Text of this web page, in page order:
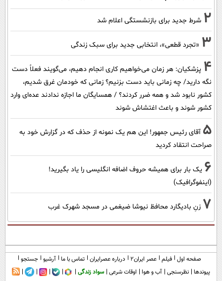
2 شرط جدید برای بازنشستگی اعلام شد
3 «تجرد قطعی»، انتخابی جدید برای سبک زندگی
4 پزشکیان: هر زمان می‌خواهیم کاری انجام دهیم، می‌گویند فعلاً دست
نگه دارید/ چه زمانی باید دست بزنیم؟ زمانی که خودمان غرق شدیم،
کشور نابود شد و همه ضرر کردند؟ / همسایگان ما اجازه ندادند عده‌ای وارد
کشور شوند و باعث اغتشاش شوند
5 آقای رئیس جمهور! این هم یک نمونه از حذف که در گزارش خود به
صراحت انتقاد کردید
6 یک بار برای همیشه حروف اضافه انگلیسی را یاد بگیرید!
(اینفوگرافیک)
7 زنِ بادیگارد محافظ نیوشا ضیغمی در مسجد شهرک غرب
صفحه اول فیلم عصر ایران۲ درباره عصرایران تماس با ما آرشیو جستجو
پیوندها نظرسنجی آب و هوا اوقات شرعی سواد زندگی